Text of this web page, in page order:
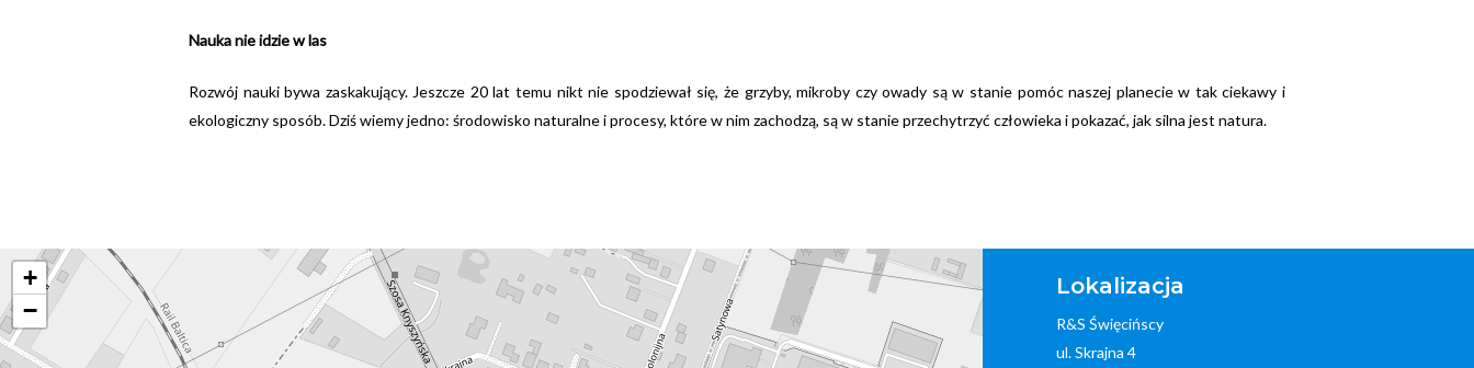
Nauka nie idzie w las
Rozwój nauki bywa zaskakujący. Jeszcze 20 lat temu nikt nie spodziewał się, że grzyby, mikroby czy owady są w stanie pomóc naszej planecie w tak ciekawy i
ekologiczny sposób. Dziś wiemy jedno: środowisko naturalne i procesy, które w nim zachodzą, są w stanie przechytrzyć człowieka i pokazać, jak silna jest natura.
+
−
Lokalizacja
R&S Święcińscy
ul. Skrajna 4